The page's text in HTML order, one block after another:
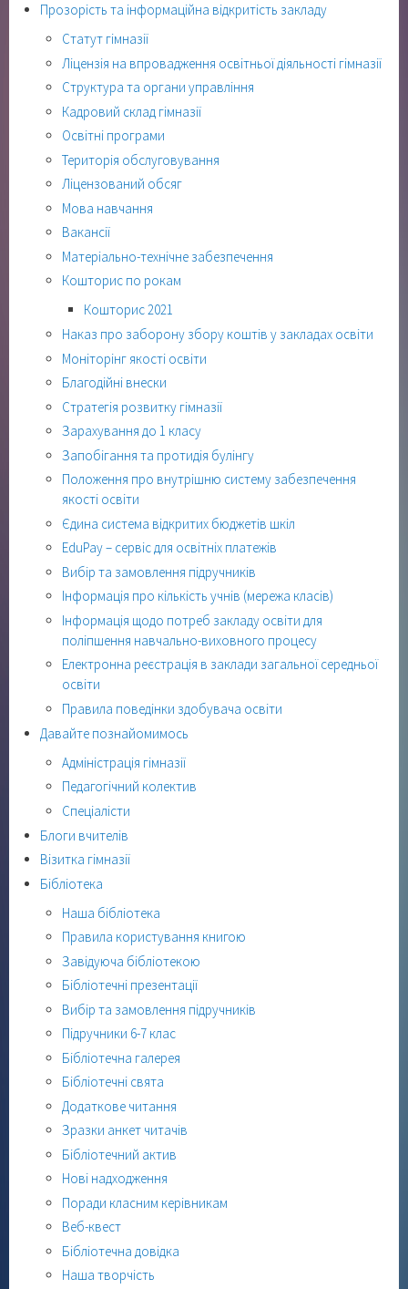
Прозорість та інформаційна відкритість закладу
Статут гімназії
Ліцензія на впровадження освітньої діяльності гімназії
Структура та органи управління
Кадровий склад гімназії
Освітні програми
Територія обслуговування
Ліцензований обсяг
Мова навчання
Вакансії
Матеріально-технічне забезпечення
Кошторис по рокам
Кошторис 2021
Наказ про заборону збору коштів у закладах освіти
Моніторінг якості освіти
Благодійні внески
Стратегія розвитку гімназії
Зарахування до 1 класу
Запобігання та протидія булінгу
Положення про внутрішню систему забезпечення
якості освіти
Єдина система відкритих бюджетів шкіл
EduPay – сервіс для освітніх платежів
Вибір та замовлення підручників
Інформація про кількість учнів (мережа класів)
Інформація щодо потреб закладу освіти для
поліпшення навчально-виховного процесу
Електронна реєстрація в заклади загальної середньої
освіти
Правила поведінки здобувача освіти
Давайте познайомимось
Адміністрація гімназії
Педагогічний колектив
Спеціалісти
Блоги вчителів
Візитка гімназії
Бібліотека
Наша бібліотека
Правила користування книгою
Завідуюча бібліотекою
Бібліотечні презентації
Вибір та замовлення підручників
Підручники 6-7 клас
Бібліотечна галерея
Бібліотечні свята
Додаткове читання
Зразки анкет читачів
Бібліотечний актив
Нові надходження
Поради класним керівникам
Веб-квест
Бібліотечна довідка
Наша творчість